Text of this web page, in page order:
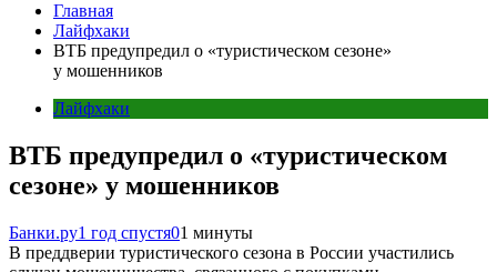
Главная
Лайфхаки
ВТБ предупредил о «туристическом сезоне»
у мошенников
Лайфхаки
ВТБ предупредил о «туристическом
сезоне» у мошенников
Банки.ру1 год спустя01 минуты
В преддверии туристического сезона в России участились